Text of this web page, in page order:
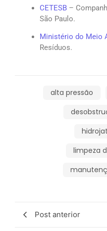
CETESB –
São Paulo.
Ministério do Meio
Resíduos.
alta pressão
limpeza
Post anterior